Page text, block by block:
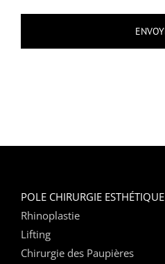
POLE CHIRURGIE ESTHÉTIQUE
Rhinoplastie
Lifting
Chirurgie des Paupières